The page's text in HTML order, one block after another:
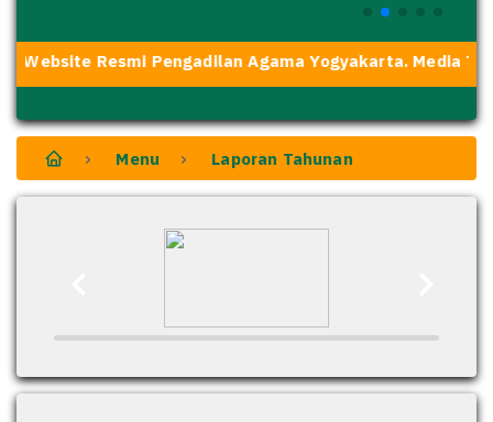
Website Resmi Pengadilan Agama Yogyakarta. Media
Menu Laporan Tahunan